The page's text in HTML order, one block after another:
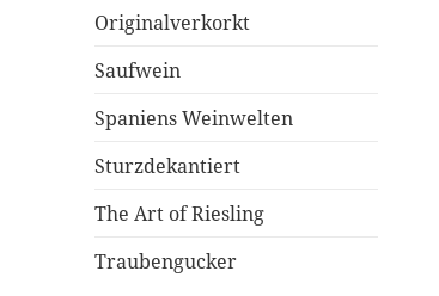
Originalverkorkt
Saufwein
Spaniens Weinwelten
Sturzdekantiert
The Art of Riesling
Traubengucker